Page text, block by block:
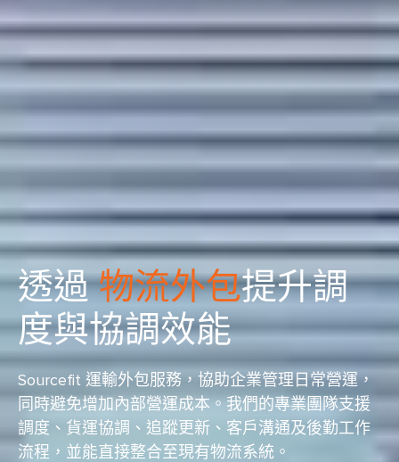
透過物流外包提升調
度與協調效能
Sourcefit 運輸外包服務，協助企業管理日常營運，
同時避免增加內部營運成本。我們的專業團隊支援
調度、貨運協調、追蹤更新、客戶溝通及後勤工作
流程，並能直接整合至現有物流系統。